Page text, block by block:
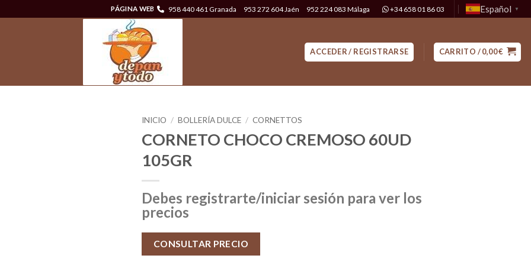
PÁGINA WEB 958 440 461 Granada 953 272 604 Jaén 952 224 083 Málaga +34 658 01 86 03 Español ▼
ACCEDER / REGISTRARSE CARRITO /0,00€
INICIO / BOLLERÍA DULCE / CORNETTOS
CORNETO CHOCO CREMOSO 60UD
105GR
Debes registrarte/iniciar sesión para ver los
precios
CONSULTAR PRECIO